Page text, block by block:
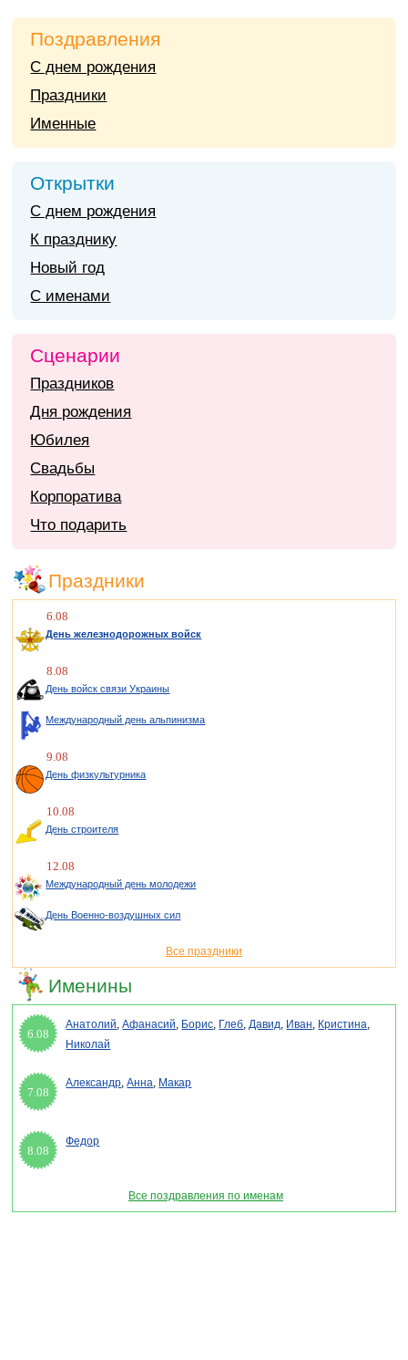
Поздравления
С днем рождения
Праздники
Именные
Открытки
С днем рождения
К празднику
Новый год
С именами
Сценарии
Праздников
Дня рождения
Юбилея
Свадьбы
Корпоратива
Что подарить
Праздники
6.08
День железнодорожных войск
8.08
День войск связи Украины
Международный день альпинизма
9.08
День физкультурника
10.08
День строителя
12.08
Международный день молодежи
День Военно-воздушных сил
Все праздники
Именины
6.08
Анатолий,Афанасий, Борис, Глеб,Давид, Иван, Кристина,
Николай
7.08
Александр,Анна, Макар
8.08
Федор
Все поздравления по именам